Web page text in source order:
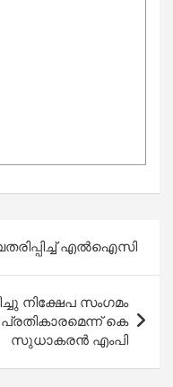
എൽഐസി
നിക്ഷേപ സംഗമം
കെ
സുധാകരന്‍ എംപി